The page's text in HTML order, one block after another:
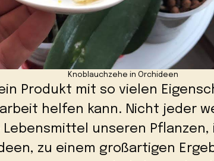
Knoblauchzehe in Orchideen
Produkt mit so vielen
helfen kann. Nicht jeder
unseren Pflanzen,
zu einem großartigen